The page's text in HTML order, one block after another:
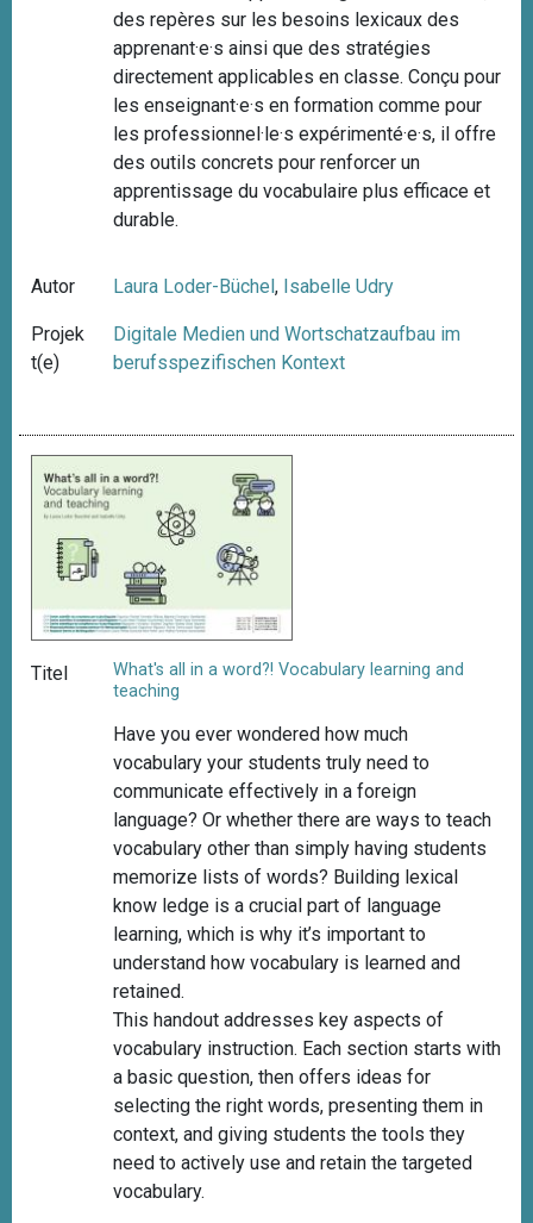
des repères sur les besoins lexicaux des
apprenant·e·s ainsi que des stratégies
directement applicables en classe. Conçu pour
les enseignant·e·s en formation comme pour
les professionnel·le·s expérimenté·e·s, il offre
des outils concrets pour renforcer un
apprentissage du vocabulaire plus efficace et
durable.
Autor Laura Loder-Büchel, Isabelle Udry
Projek
t(e)
Digitale Medien und Wortschatzaufbau im
berufsspezifischen Kontext
Titel
What's all in a word?! Vocabulary learning and
teaching
Have you ever wondered how much
vocabulary your students truly need to
communicate effectively in a foreign
language? Or whether there are ways to teach
vocabulary other than simply having students
memorize lists of words? Building lexical
know ledge is a crucial part of language
learning, which is why it’s important to
understand how vocabulary is learned and
retained.
This handout addresses key aspects of
vocabulary instruction. Each section starts with
a basic question, then offers ideas for
selecting the right words, presenting them in
context, and giving students the tools they
need to actively use and retain the targeted
vocabulary.